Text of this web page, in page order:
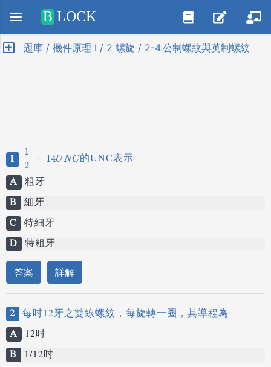
Positive SSL
B LOCK
題庫 / 機件原理 I / 2 螺旋 / 2-4.公制螺紋與英制螺紋
1
1
2
－ 14UNC
12 － 14UNC 的UNC表示
A 粗牙
B 細牙
C 特細牙
D 特粗牙
答案 詳解
2 每吋12牙之雙線螺紋，每旋轉一圈，其導程為
A
12吋
B
1/12吋